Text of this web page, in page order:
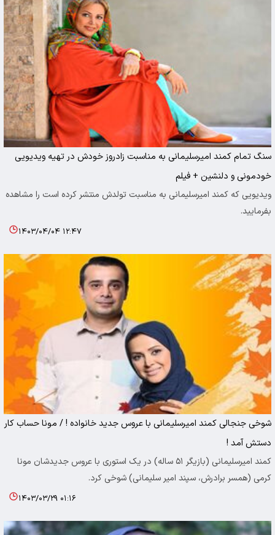
سنگ تمام کمند امیرسلیمانی به مناسبت زادروز خودش در تهیه ویدیویی
خودمونی و دلنشین + فیلم
ویدیویی که کمند امیرسلیمانی به مناسبت تولدش منتشر کرده است را مشاهده
بفرمایید.
۱۴۰۳/۰۴/۰۴ ۱۲:۴۷
شوخی جنجالی کمند امیرسلیمانی با عروس جدید خانواده ! / مونا حساب کار
دستش آمد !
کمند امیرسلیمانی (بازیگر ۵۱ ساله) در یک استوری با عروس جدیدشان مونا
کرمی (همسر برادرش، سپند امیر سلیمانی) شوخی کرد.
۱۴۰۳/۰۳/۲۹ ۰۱:۱۶